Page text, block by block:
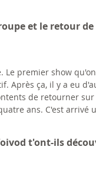
et le retour
Le premier show
Après ça, il y a eu
de retourner
ans. C'est arrivé
t'ont-ils